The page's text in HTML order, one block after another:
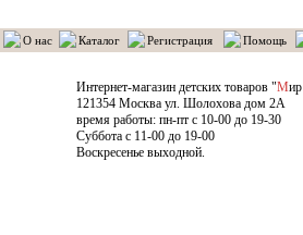
О нас Каталог Регистрация Помощь
Интернет-магазин детских товаров "Мир
121354 Москва ул. Шолохова дом 2А
время работы: пн-пт с 10-00 до 19-30
Суббота с 11-00 до 19-00
Воскресенье выходной.